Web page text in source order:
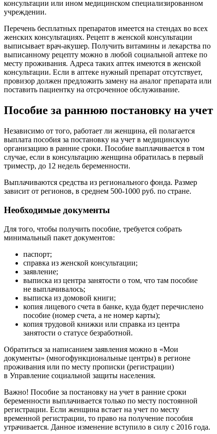
консультации или ином медицинском специализированном
учреждении.
Перечень бесплатных препаратов имеется на стендах во всех
женских консультациях. Рецепт в женской консультации
выписывает врач-акушер. Получить витамины и лекарства по
выписанному рецепту можно в любой социальной аптеке по
месту проживания. Адреса таких аптек имеются в женской
консультации. Если в аптеке нужный препарат отсутствует,
провизор должен предложить замену на аналог препарата или
поставить пациентку на отсроченное обслуживание.
Пособие за раннюю постановку на учет
Независимо от того, работает ли женщина, ей полагается
выплата пособия за постановку на учет в медицинскую
организацию в ранние сроки. Пособие выплачивается в том
случае, если в консультацию женщина обратилась в первый
триместр, до 12 недель беременности.
Выплачиваются средства из регионального фонда. Размер
зависит от регионов, в среднем 500-1000 руб. по стране.
Необходимые документы
Для того, чтобы получить пособие, требуется собрать
минимальный пакет документов:
паспорт;
справка из женской консультации;
заявление;
выписка из центра занятости о том, что там пособие
не выплачивалось;
выписка из домовой книги;
копия лицевого счета в банке, куда будет перечислено
пособие (номер счета, а не номер карты);
копия трудовой книжки или справка из центра
занятости о статусе безработной.
Обратиться за написанием заявления можно в «Мои
документы» (многофункциональные центры) в регионе
проживания или по месту прописки (регистрации)
в Управление социальной защиты населения.
Важно! Пособие за постановку на учет в ранние сроки
беременности выплачивается только по месту постоянной
регистрации. Если женщина встает на учет по месту
временной регистрации, то право на получение пособия
утрачивается. Данное изменение вступило в силу с 2016 года.